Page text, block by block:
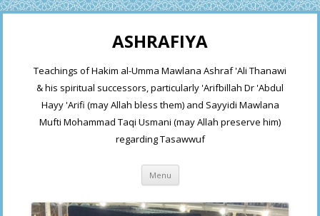
ASHRAFIYA
Teachings of Hakim al-Umma Mawlana Ashraf 'Ali Thanawi
& his spiritual successors, particularly 'Arifbillah Dr 'Abdul
Hayy 'Arifi (may Allah bless them) and Sayyidi Mawlana
Mufti Mohammad Taqi Usmani (may Allah preserve him)
regarding Tasawwuf
Menu Skip
content